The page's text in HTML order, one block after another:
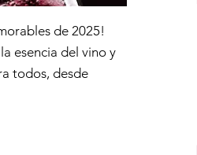
de 2025!
esencia del vino y
todos, desde